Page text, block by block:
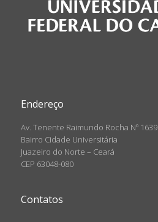
Endereço
Av. Tenente Raimundo Rocha Nº 1639
Bairro Cidade Universitária
Juazeiro do Norte – Ceará
CEP 63048-080
Contatos